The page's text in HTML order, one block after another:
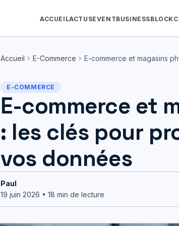
ACCUEILACTUSEVENTBUSINESS
Accueil chevron_right E-Commerce chevron_right E-commerce et magasins
E-COMMERCE
E-commerce et
: les clés pour
vos données
Paul
19 juin 2026 • 18 min de lecture